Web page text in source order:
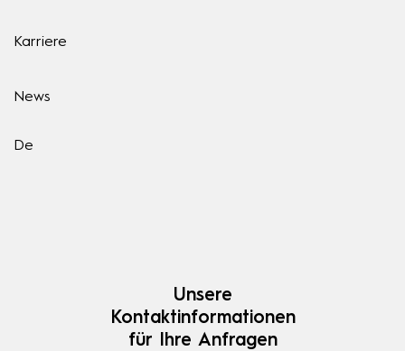
Karriere
News
De
Unsere
Kontaktinformationen
für Ihre Anfragen